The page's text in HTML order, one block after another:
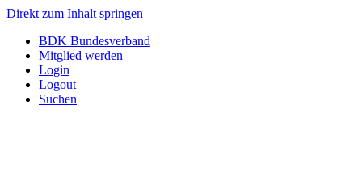
Direkt zum Inhalt springen
BDK Bundesverband
Mitglied werden
Login
Logout
Suchen